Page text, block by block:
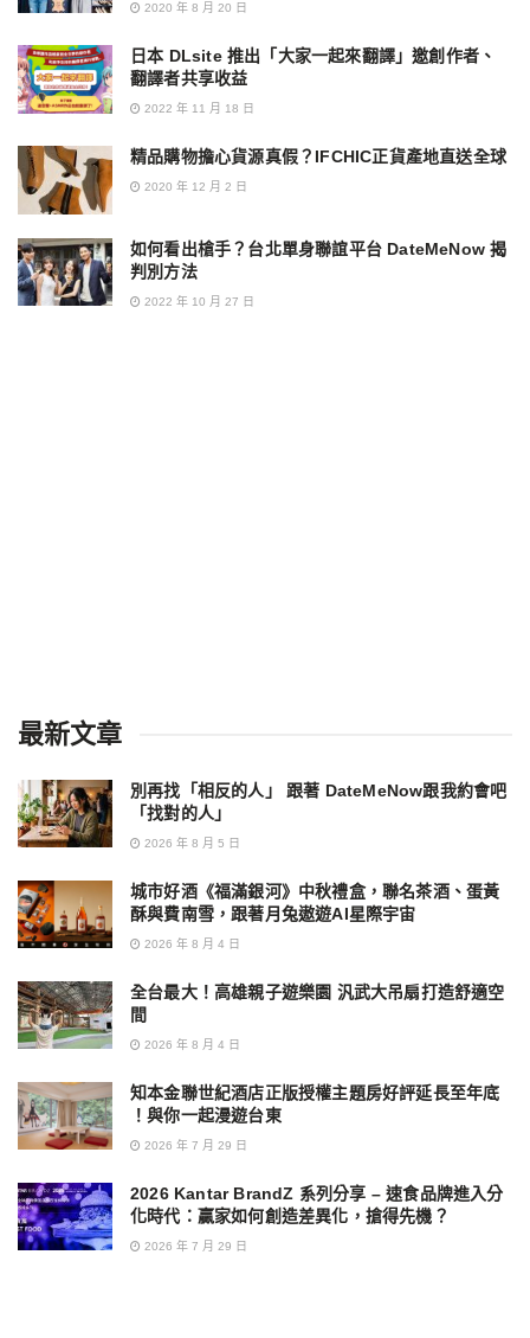
2020 年 8 月 20 日
日本 DLsite 推出「大家一起來翻譯」邀創作者、
翻譯者共享收益
2022 年 11 月 18 日
精品購物擔心貨源真假？IFCHIC正貨產地直送全球
2020 年 12 月 2 日
如何看出槍手？台北單身聯誼平台 DateMeNow 揭
判別方法
2022 年 10 月 27 日
最新文章
別再找「相反的人」 跟著 DateMeNow跟我約會吧
「找對的人」
2026 年 8 月 5 日
城市好酒《福滿銀河》中秋禮盒，聯名茶酒、蛋黃
酥與費南雪，跟著月兔遨遊AI星際宇宙
2026 年 8 月 4 日
全台最大！高雄親子遊樂園 汎武大吊扇打造舒適空
間
2026 年 8 月 4 日
知本金聯世紀酒店正版授權主題房好評延長至年底
！與你一起漫遊台東
2026 年 7 月 29 日
2026 Kantar BrandZ 系列分享 – 速食品牌進入分
化時代：贏家如何創造差異化，搶得先機？
2026 年 7 月 29 日